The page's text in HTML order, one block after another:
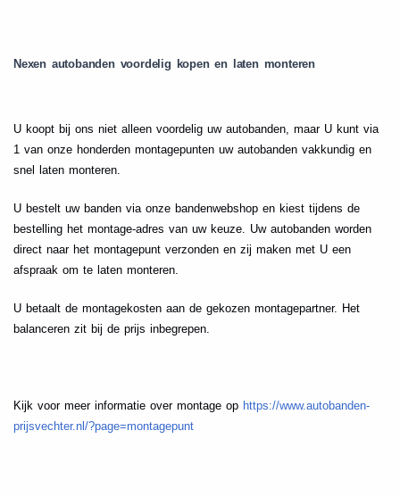
Nexen autobanden voordelig kopen en laten monteren
U koopt bij ons niet alleen voordelig uw autobanden, maar U kunt via
1 van onze honderden montagepunten uw autobanden vakkundig en
snel laten monteren.
U bestelt uw banden via onze bandenwebshop en kiest tijdens de
bestelling het montage-adres van uw keuze. Uw autobanden worden
direct naar het montagepunt verzonden en zij maken met U een
afspraak om te laten monteren.
U betaalt de montagekosten aan de gekozen montagepartner. Het
balanceren zit bij de prijs inbegrepen.
Kijk voor meer informatie over montage op https://www.autobanden-
prijsvechter.nl/?page=montagepunt